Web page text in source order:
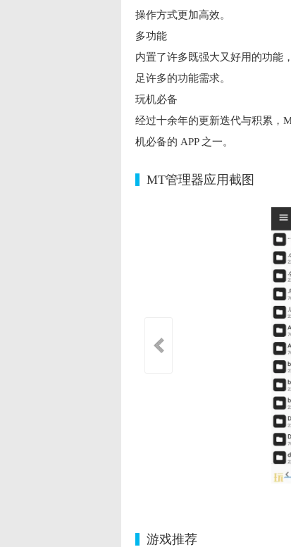
操作方式更加高效。
多功能
内置了许多既强大又好用的功能
足许多的功能需求。
玩机必备
经过十余年的更新迭代与积累，
机必备的 APP 之一。
MT管理器应用截图
游戏推荐